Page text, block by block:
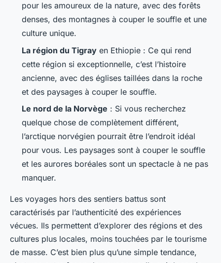
pour les amoureux de la nature, avec des forêts
denses, des montagnes à couper le souffle et une
culture unique.
La région du Tigray en Ethiopie : Ce qui rend
cette région si exceptionnelle, c’est l’histoire
ancienne, avec des églises taillées dans la roche
et des paysages à couper le souffle.
Le nord de la Norvège : Si vous recherchez
quelque chose de complètement différent,
l’arctique norvégien pourrait être l’endroit idéal
pour vous. Les paysages sont à couper le souffle
et les aurores boréales sont un spectacle à ne pas
manquer.
Les voyages hors des sentiers battus sont
caractérisés par l’authenticité des expériences
vécues. Ils permettent d’explorer des régions et des
cultures plus locales, moins touchées par le tourisme
de masse. C’est bien plus qu’une simple tendance,